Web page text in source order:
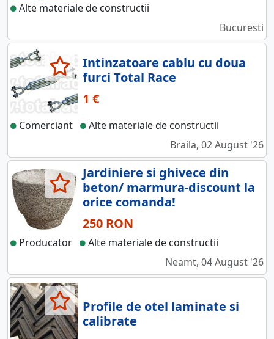
Alte materiale de constructii
Bucuresti
Intinzatoare cablu cu doua
furci Total Race
1 €
Comerciant
Alte materiale de constructii
Braila, 02 August '26
Jardiniere si ghivece din
beton/ marmura-discount la
orice comanda!
250 RON
Producator
Alte materiale de constructii
Neamt, 04 August '26
Profile de otel laminate si
calibrate